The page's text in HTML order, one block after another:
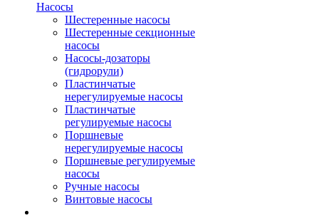
Насосы
Шестеренные насосы
Шестеренные секционные
насосы
Насосы-дозаторы
(гидрорули)
Пластинчатые
нерегулируемые насосы
Пластинчатые
регулируемые насосы
Поршневые
нерегулируемые насосы
Поршневые регулируемые
насосы
Ручные насосы
Винтовые насосы